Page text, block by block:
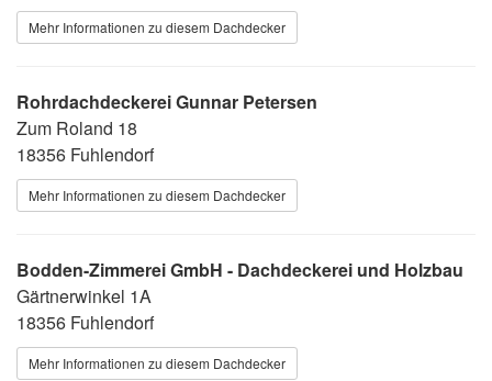
Mehr Informationen zu diesem Dachdecker
Rohrdachdeckerei Gunnar Petersen
Zum Roland 18
18356 Fuhlendorf
Mehr Informationen zu diesem Dachdecker
Bodden-Zimmerei GmbH - Dachdeckerei und Holzbau
Gärtnerwinkel 1A
18356 Fuhlendorf
Mehr Informationen zu diesem Dachdecker